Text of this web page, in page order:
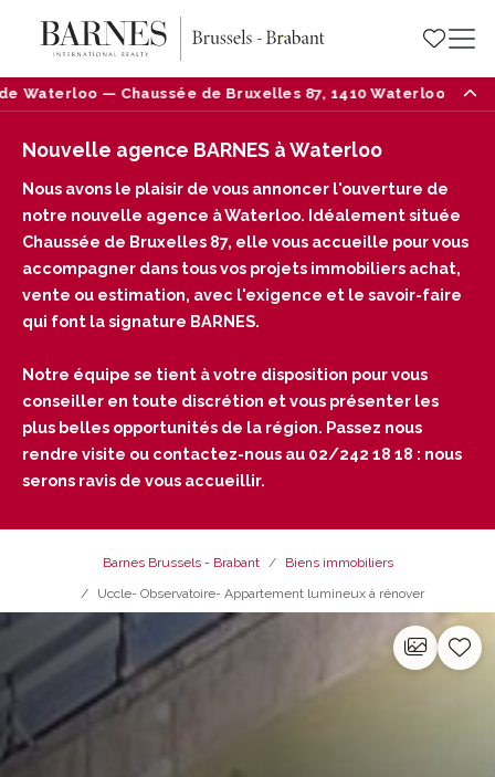
87, 1410 Waterloo — Tél : 02/242 18 18
Nouvelle agence BARNES à Waterloo
Nous avons le plaisir de vous annoncer l'ouverture de
notre nouvelle agence à Waterloo. Idéalement située
Chaussée de Bruxelles 87, elle vous accueille pour vous
accompagner dans tous vos projets immobiliers achat,
vente ou estimation, avec l'exigence et le savoir-faire
qui font la signature BARNES.
Notre équipe se tient à votre disposition pour vous
conseiller en toute discrétion et vous présenter les
plus belles opportunités de la région. Passez nous
rendre visite ou contactez-nous au 02/242 18 18 : nous
serons ravis de vous accueillir.
Barnes Brussels - Brabant
Biens immobiliers
Uccle- Observatoire- Appartement lumineux à rénover